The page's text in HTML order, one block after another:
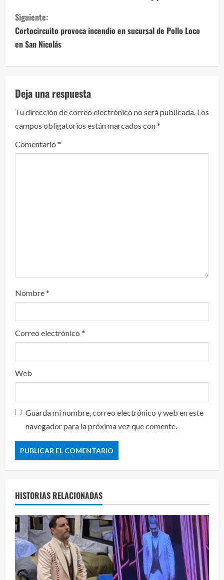
g
u
e
l
e
y
e
Siguiente:
Cortocircuito provoca incendio en sucursal de Pollo Loco
en San Nicolás
Deja una respuesta
Tu dirección de correo electrónico no será publicada. Los
campos obligatorios están marcados con*
Comentario *
Nombre*
Correo electrónico *
Web
Guarda mi nombre, correo electrónico y web en este
navegador para la próxima vez que comente.
HISTORIAS RELACIONADAS